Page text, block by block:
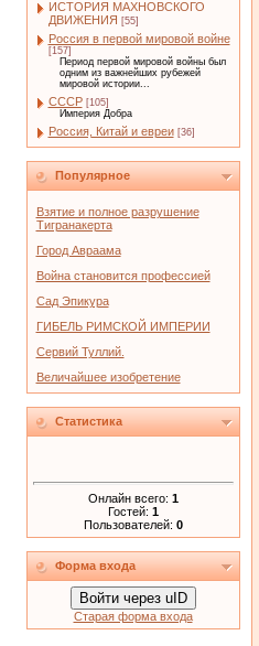
ИСТОРИЯ МАХНОВСКОГО
ДВИЖЕНИЯ [55]
Россия в первой мировой войне
[157]
Период первой мировой войны был
одним из важнейших рубежей
мировой истории...
СССР [105]
Империя Добра
Россия, Китай и евреи [36]
Популярное
Взятие и полное разрушение
Тигранакерта
Город Авраама
Война становится профессией
Сад Эпикура
ГИБЕЛЬ РИМСКОЙ ИМПЕРИИ
Сервий Туллий.
Величайшее изобретение
Статистика
Онлайн всего: 1
Гостей: 1
Пользователей: 0
Форма входа
Войти через uID
Старая форма входа